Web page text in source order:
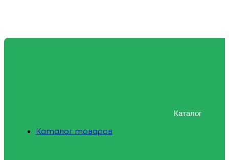
Каталог
Каталог товаров